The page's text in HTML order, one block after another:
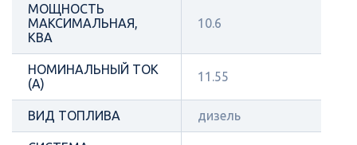
МОЩНОСТЬ
МАКСИМАЛЬНАЯ,
КВА
10.6
НОМИНАЛЬНЫЙ ТОК
(А)
11.55
ВИД ТОПЛИВА дизель